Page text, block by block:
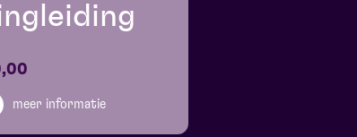
meer informatie